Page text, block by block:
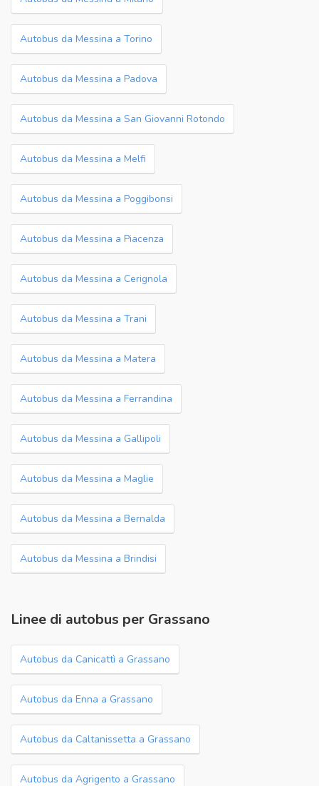
Autobus da Messina a Torino
Autobus da Messina a Padova
Autobus da Messina a San Giovanni Rotondo
Autobus da Messina a Melfi
Autobus da Messina a Poggibonsi
Autobus da Messina a Piacenza
Autobus da Messina a Cerignola
Autobus da Messina a Trani
Autobus da Messina a Matera
Autobus da Messina a Ferrandina
Autobus da Messina a Gallipoli
Autobus da Messina a Maglie
Autobus da Messina a Bernalda
Autobus da Messina a Brindisi
Linee di autobus per Grassano
Autobus da Canicattì a Grassano
Autobus da Enna a Grassano
Autobus da Caltanissetta a Grassano
Autobus da Agrigento a Grassano